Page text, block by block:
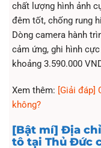
chất lượng hình ảnh
đêm tốt, chống rung
Dòng camera hành
cảm ứng, ghi hình
khoảng 3.590.000
Xem thêm: [Giải đáp]
không?
[Bật mí] Địa
tô tại Thủ Đức